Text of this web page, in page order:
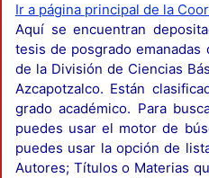
Ir a página principal de la
Aquí se encuentran
tesis de posgrado
de la División de Ciencias
Azcapotzalco. Están
grado académico. Para
puedes usar el motor de
puedes usar la opción de
Autores; Títulos o Materias